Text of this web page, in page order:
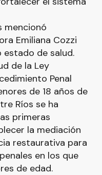
mencionó
Emiliana Cozzi
estado de salud.
de la Ley
Penal
de 18 años de
Ríos se ha
primeras
la mediación
restaurativa para
en los que
de edad.